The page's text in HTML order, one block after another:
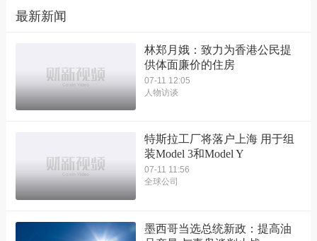
最新新闻
林郑月娥：致力为香港公民提
供体面廉价的住房
07-11 12:05
人物访谈
特斯拉工厂将落户上海 用于组
装Model 3和Model Y
07-11 11:56
全球公司
墨西哥当选总统新政：提高油